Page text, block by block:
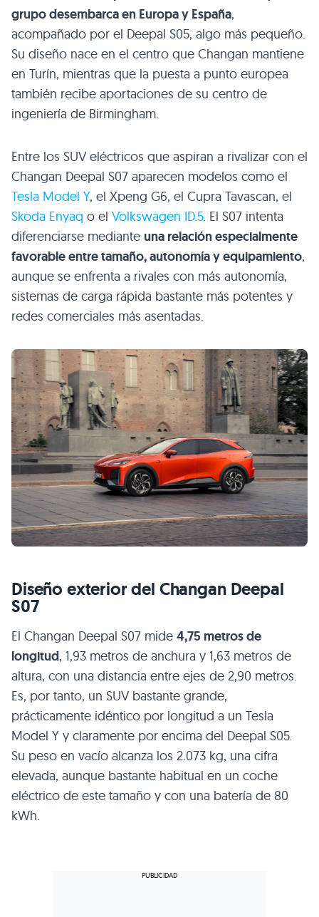
grupo desembarca en Europa y España,
acompañado por el Deepal S05, algo más pequeño.
Su diseño nace en el centro que Changan mantiene
en Turín, mientras que la puesta a punto europea
también recibe aportaciones de su centro de
ingeniería de Birmingham.
Entre los SUV eléctricos que aspiran a rivalizar con el
Changan Deepal S07 aparecen modelos como el
Tesla Model Y, el Xpeng G6, el Cupra Tavascan, el
Skoda Enyaq o el Volkswagen ID.5. El S07 intenta
diferenciarse mediante una relación especialmente
favorable entre tamaño, autonomía y equipamiento,
aunque se enfrenta a rivales con más autonomía,
sistemas de carga rápida bastante más potentes y
redes comerciales más asentadas.
Diseño exterior del Changan Deepal
S07
El Changan Deepal S07 mide 4,75 metros de
longitud, 1,93 metros de anchura y 1,63 metros de
altura, con una distancia entre ejes de 2,90 metros.
Es, por tanto, un SUV bastante grande,
prácticamente idéntico por longitud a un Tesla
Model Y y claramente por encima del Deepal S05.
Su peso en vacío alcanza los 2.073 kg, una cifra
elevada, aunque bastante habitual en un coche
eléctrico de este tamaño y con una batería de 80
kWh.